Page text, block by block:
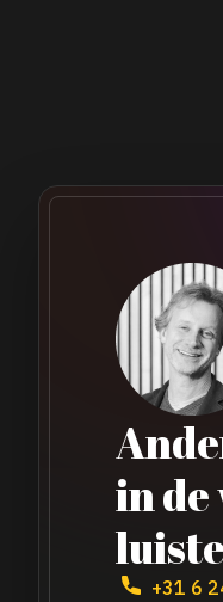
in
+31 6